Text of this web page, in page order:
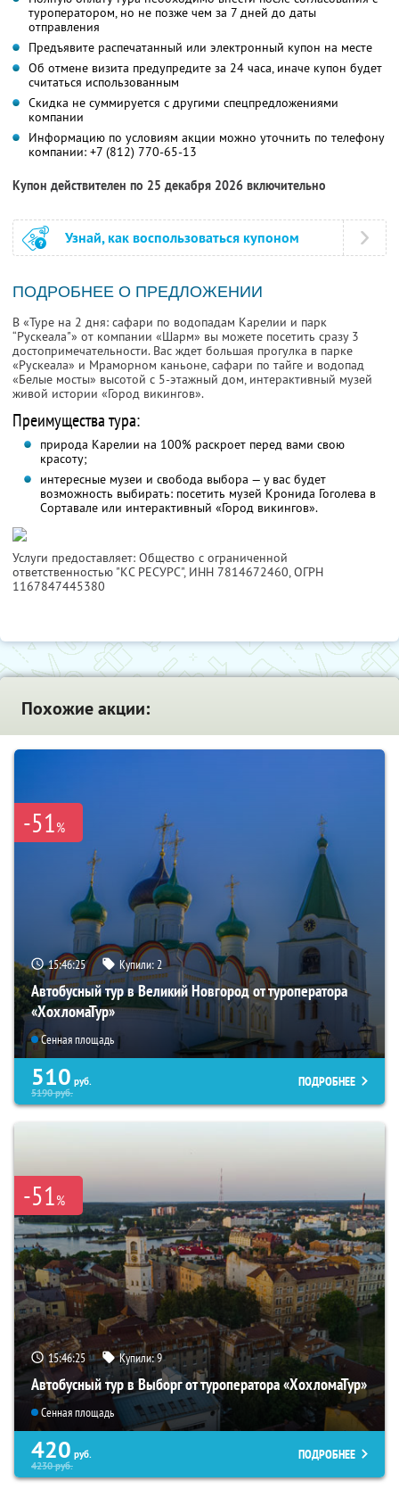
туроператором, но не позже чем за 7 дней до даты
отправления
Предъявите распечатанный или электронный купон на месте
Об отмене визита предупредите за 24 часа, иначе купон будет
считаться использованным
Скидка не суммируется с другими спецпредложениями
компании
Информацию по условиям акции можно уточнить по телефону
компании: +7 (812) 770-65-13
Купон действителен по 25 декабря 2026 включительно
Узнай, как воспользоваться купоном
ПОДРОБНЕЕ О ПРЕДЛОЖЕНИИ
В «Туре на 2 дня: сафари по водопадам Карелии и парк
“Рускеала"» от компании «Шарм» вы можете посетить сразу 3
достопримечательности. Вас ждет большая прогулка в парке
«Рускеала» и Мраморном каньоне, сафари по тайге и водопад
«Белые мосты» высотой с 5-этажный дом, интерактивный музей
живой истории «Город викингов».
Преимущества тура:
природа Карелии на 100% раскроет перед вами свою
красоту;
интересные музеи и свобода выбора — у вас будет
возможность выбирать: посетить музей Кронида Гоголева в
Сортавале или интерактивный «Город викингов».
Услуги предоставляет: Общество с ограниченной
ответственностью "КС РЕСУРС", ИНН 7814672460, ОГРН
1167847445380
Похожие акции:
-51%
15:46:23 Купили:2
Автобусный тур в Великий Новгород от туроператора
«ХохломаТур»
Сенная площадь
510 руб.
5190руб.
ПОДРОБНЕЕ
-51%
15:46:23 Купили:9
Автобусный тур в Выборг от туроператора «ХохломаТур»
Сенная площадь
420 руб.
4230руб.
ПОДРОБНЕЕ